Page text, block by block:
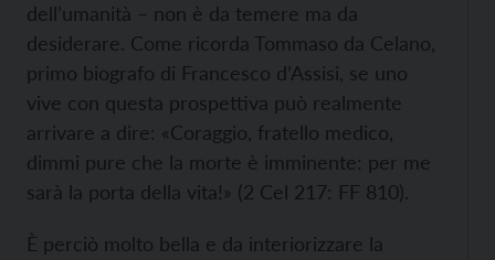
dell’umanità – non è da temere ma da
desiderare. Come ricorda Tommaso da Celano,
primo biografo di Francesco d’Assisi, se uno
vive con questa prospettiva può realmente
arrivare a dire: «Coraggio, fratello medico,
dimmi pure che la morte è imminente: per me
sarà la porta della vita!» (2 Cel 217: FF 810).
È perciò molto bella e da interiorizzare la